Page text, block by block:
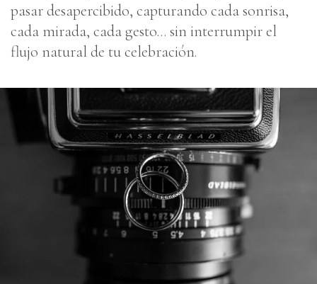
pasar desapercibido, capturando cada sonrisa,
cada mirada, cada gesto… sin interrumpir el
flujo natural de tu celebración.